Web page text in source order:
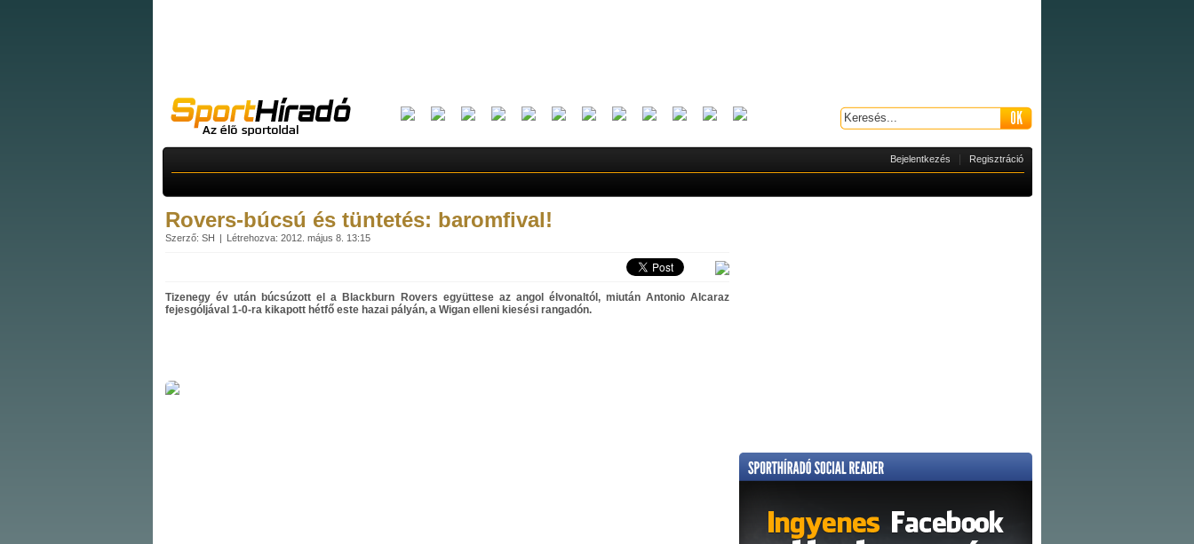
Bejelentkezés Regisztráció
Rovers-búcsú és tüntetés: baromfival!
Szerző: SH Létrehozva: 2012. május 8. 13:15
Tizenegy év után búcsúzott el a Blackburn Rovers együttese az angol élvonaltól, miután Antonio Alcaraz
fejesgóljával 1-0-ra kikapott hétfő este hazai pályán, a Wigan elleni kiesési rangadón.